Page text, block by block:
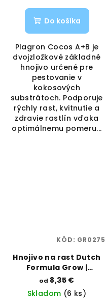
Do košíka
Plagron Cocos A+B je
dvojzložkové základné
hnojivo určené pre
pestovanie v
kokosových
substrátoch. Podporuje
rýchly rast, kvitnutie a
zdravie rastlín vďaka
optimálnemu pomeru...
Hnojivo na rast Dutch
Formula Grow |
Advanced Hydroponics
| Vaporama
od 8,35 €
Skladom (6 ks)
KÓD: GR0275